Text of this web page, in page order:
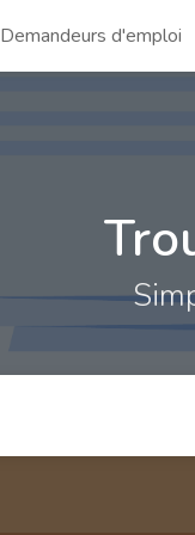
Demandeurs d'emploi